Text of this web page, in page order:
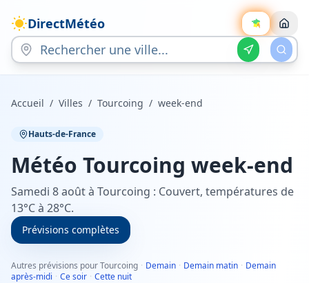
DirectMétéo
Accueil / Villes / Tourcoing / week-end
Hauts-de-France
Météo Tourcoing week-end
Samedi 8 août à Tourcoing : Couvert, températures de
13°C à 28°C.
Prévisions complètes
Autres prévisions pour Tourcoing · Demain · Demain matin · Demain
après-midi · Ce soir · Cette nuit